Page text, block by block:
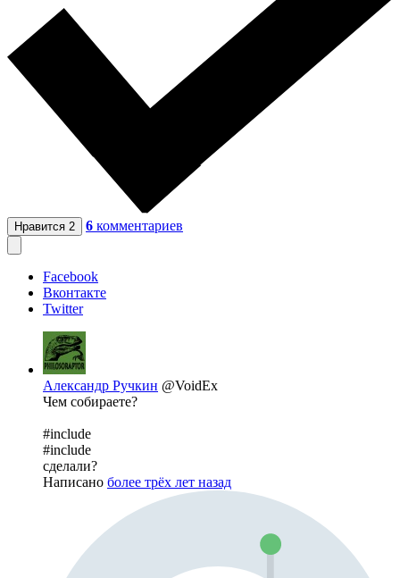
Нравится 2 6 комментариев
Facebook
Вконтакте
Twitter
Александр Ручкин @VoidEx
Чем собираете?
#include
#include
сделали?
Написано более трёх лет назад